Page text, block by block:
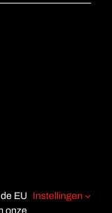
EU
onze
Instellingen